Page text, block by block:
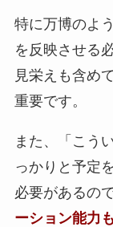
特に万博のよ
を反映させる
見栄えも含め
重要です。
また、「こう
っかりと予定
必要があるので
ーション能力